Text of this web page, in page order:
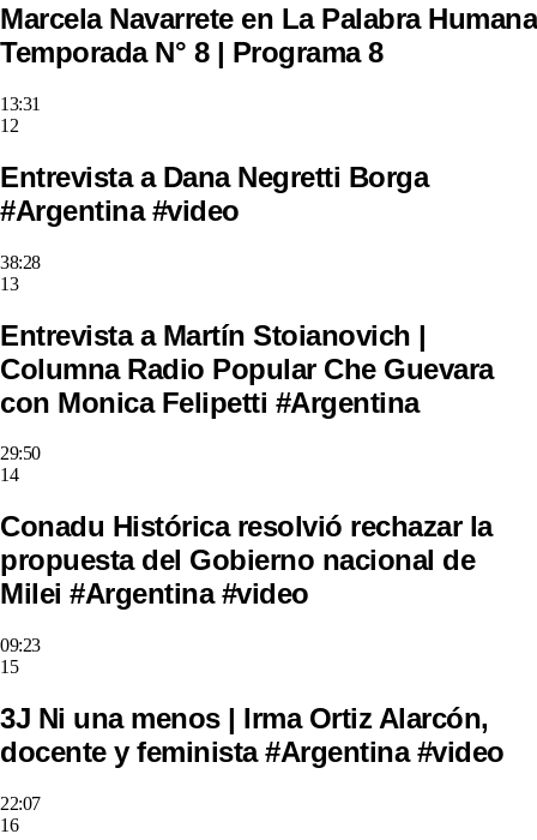
Marcela Navarrete en La Palabra Humana
Temporada N° 8 | Programa 8
13:31
12
Entrevista a Dana Negretti Borga
#Argentina #video
38:28
13
Entrevista a Martín Stoianovich |
Columna Radio Popular Che Guevara
con Monica Felipetti #Argentina
29:50
14
Conadu Histórica resolvió rechazar la
propuesta del Gobierno nacional de
Milei #Argentina #video
09:23
15
3J Ni una menos | Irma Ortiz Alarcón,
docente y feminista #Argentina #video
22:07
16